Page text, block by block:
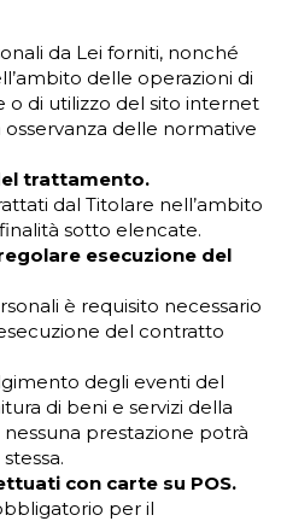
da Lei forniti, nonché
delle operazioni di
o di utilizzo del sito internet
delle normative
trattamento.
dal Titolare nell’ambito
sotto elencate.
esecuzione del
è requisito necessario
del contratto
degli eventi del
di beni e servizi della
nessuna prestazione potrà
con carte su POS.
per il